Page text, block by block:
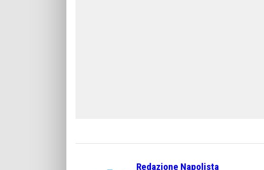
Redazione Napolista